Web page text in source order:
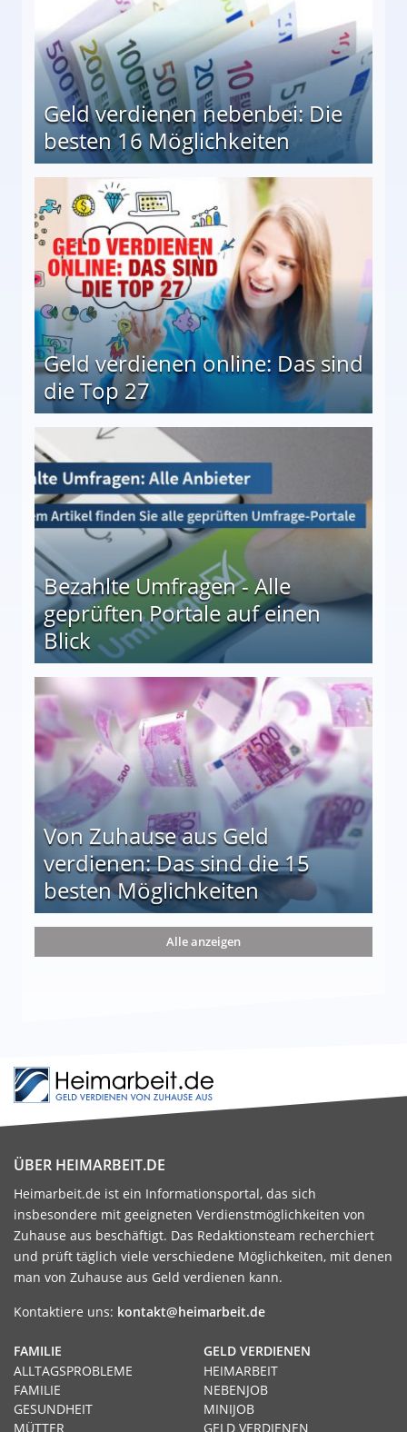
Geld verdienen nebenbei: Die
besten 16 Möglichkeiten
Geld verdienen online: Das sind
die Top 27
Bezahlte Umfragen - Alle
geprüften Portale auf einen
Blick
auf einen Blick
Von Zuhause aus Geld
verdienen: Das sind die 15
besten Möglichkeiten
die 15 besten Möglichkeiten
Alle anzeigen
ÜBER HEIMARBEIT.DE
Heimarbeit.de ist ein Informationsportal, das sich
insbesondere mit geeigneten Verdienstmöglichkeiten von
Zuhause aus beschäftigt. Das Redaktionsteam recherchiert
und prüft täglich viele verschiedene Möglichkeiten, mit denen
man von Zuhause aus Geld verdienen kann.
Kontaktiere uns: kontakt@heimarbeit.de
GELD VERDIENEN
HEIMARBEIT
NEBENJOB
MINIJOB
GELD VERDIENEN
FAMILIE
ALLTAGSPROBLEME
FAMILIE
GESUNDHEIT
MÜTTER